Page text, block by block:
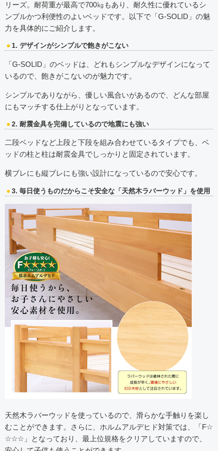
リーズ。耐荷重が最高で700㎏もあり、耐久性に優れているシ
ンプルかつ利便性のよいベッドです。以下で「G-SOLID」の魅
力を具体的にご紹介します。
1. デザインがシンプルで飽きがこない
「G-SOLID」のベッドは、どれもシンプルなデザインになって
いるので、飽きがこないのが魅力です。
シンプルでありながら、優しい風合いがあるので、どんな部屋
にもマッチする仕上がりとなっています。
2. 耐震金具を完備しているので地震にも強い
二段ベッドなど上段と下段を組み合わせているタイプでも、ベ
ッドの柱と柱は耐震金具でしっかりと固定されています。
横ブレにも縦ブレにも強い設計になっているので安心です。
3. 毎日使うものだからこそ安全な「天然木ラバーウッド」を使用
天然木ラバーウッドを使っているので、滑らかな手触りを楽し
むことができます。さらに、ホルムアルデヒド対策では、「F☆
☆☆☆」となっており、最上位規格をクリアしていますので、